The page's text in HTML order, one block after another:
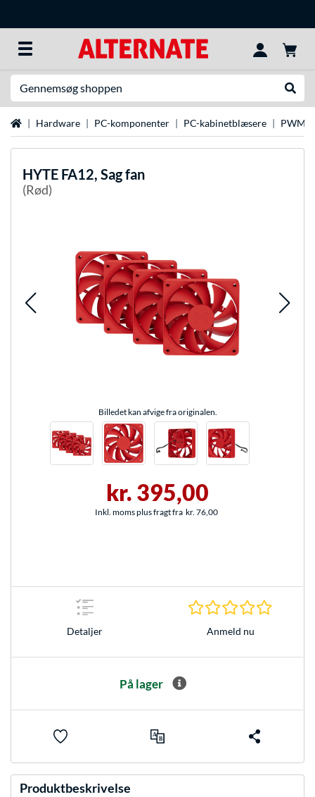
StartsideHardware PC-komponenter PC-kabinetblæsere PWM-
HYTE FA12, Sag fan
(Rød)
Billedet kan afvige fra originalen.
kr. 395,00
Inkl. moms plus fragt fra kr. 76,00
Detaljer Anmeld nu
På lager
Produktbeskrivelse